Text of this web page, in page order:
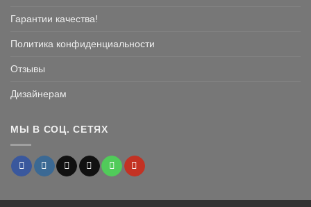
Гарантии качества!
Политика конфиденциальности
Отзывы
Дизайнерам
МЫ В СОЦ. СЕТЯХ